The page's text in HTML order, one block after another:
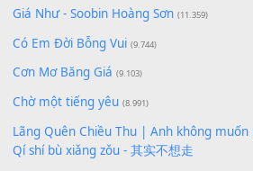
Xem nhiều nhất
Buông bỏ sự phụ thuộc nơi anh (Pinyin)
Phép Màu (OST Đàn Cá Gỗ) (15.618)